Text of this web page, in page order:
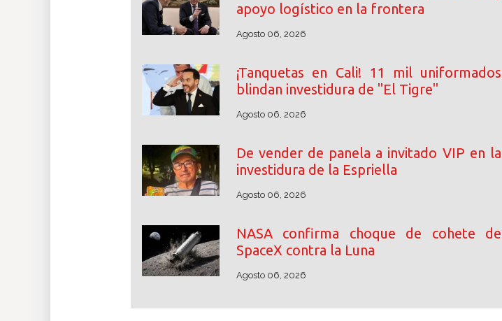
apoyo logístico en la frontera
Agosto 06, 2026
¡Tanquetas en Cali! 11 mil uniformados
blindan investidura de "El Tigre"
Agosto 06, 2026
De vender de panela a invitado VIP en la
investidura de la Espriella
Agosto 06, 2026
NASA confirma choque de cohete de
SpaceX contra la Luna
Agosto 06, 2026